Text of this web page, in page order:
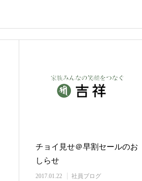
チョイ見せ＠早割セールのお
しらせ
2017.01.22 社員ブログ